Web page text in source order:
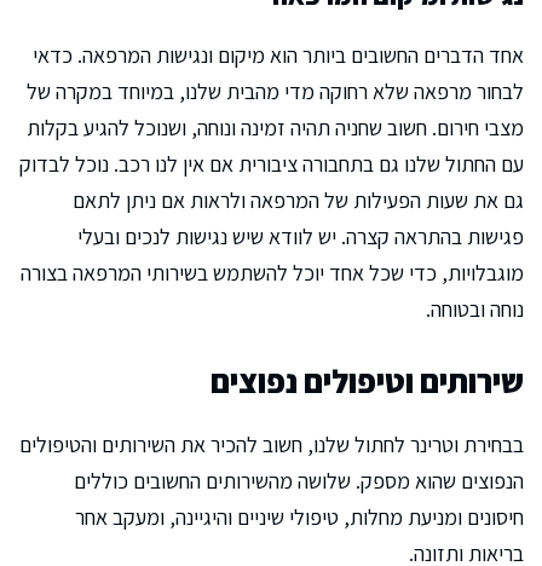
אחד הדברים החשובים ביותר הוא מיקום ונגישות המרפאה. כדאי
לבחור מרפאה שלא רחוקה מדי מהבית שלנו, במיוחד במקרה של
מצבי חירום. חשוב שחניה תהיה זמינה ונוחה, ושנוכל להגיע בקלות
עם החתול שלנו גם בתחבורה ציבורית אם אין לנו רכב. נוכל לבדוק
גם את שעות הפעילות של המרפאה ולראות אם ניתן לתאם
פגישות בהתראה קצרה. יש לוודא שיש נגישות לנכים ובעלי
מוגבלויות, כדי שכל אחד יוכל להשתמש בשירותי המרפאה בצורה
נוחה ובטוחה.
שירותים וטיפולים נפוצים
בבחירת וטרינר לחתול שלנו, חשוב להכיר את השירותים והטיפולים
הנפוצים שהוא מספק. שלושה מהשירותים החשובים כוללים
חיסונים ומניעת מחלות, טיפולי שיניים והיגיינה, ומעקב אחר
בריאות ותזונה.